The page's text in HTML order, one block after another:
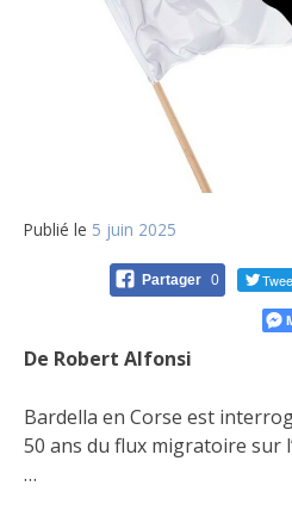
Publié le 5 juin 2025
Partager 0
De Robert Alfonsi
Bardella en Corse est
50 ans du flux migratoire sur
…